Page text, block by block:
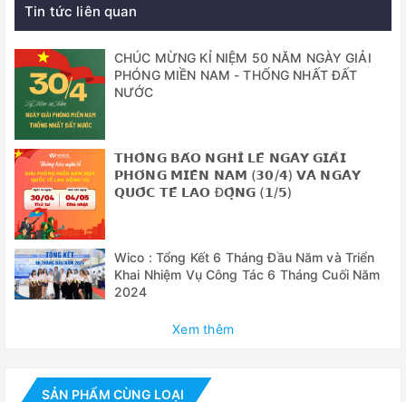
Độ phân giải video USB: 1920 * 1080 @ 30FPS
Ánh sáng: Tự động
Màu sắc: Màu sắc
Morror: Trái / phải, Lên / Xuống
Freeze: Hỗ trợ
Cảm biến hình ảnh: Cảm biến Panasonic 16 megapixel 1 /
2,3 inch
Kích thước điểm ảnh: 1.43x1.43um
Định dạng video: MP4, AVI
Tin tức liên quan
CHÚC MỪNG KỈ NIỆM 50 NĂM NGÀY GIẢI
PHÓNG MIỀN NAM - THỐNG NHẤT ĐẤT
NƯỚC
𝗧𝗛𝗢̂𝗡𝗚 𝗕𝗔́𝗢 𝗡𝗚𝗛𝗜̉ 𝗟𝗘̂̃ 𝗡𝗚𝗔̀𝗬 𝗚𝗜𝗔̉𝗜
𝗣𝗛𝗢́𝗡𝗚 𝗠𝗜𝗘̂̀𝗡 𝗡𝗔𝗠 (𝟯𝟬/𝟰) 𝗩𝗔̀ 𝗡𝗚𝗔̀𝗬
𝗤𝗨𝗢̂́𝗖 𝗧𝗘̂́ 𝗟𝗔𝗢 Đ𝗢̣̂𝗡𝗚 (𝟭/𝟱)
Wico : Tổng Kết 6 Tháng Đầu Năm và Triển
Khai Nhiệm Vụ Công Tác 6 Tháng Cuối Năm
2024
Xem thêm
SẢN PHẨM CÙNG LOẠI